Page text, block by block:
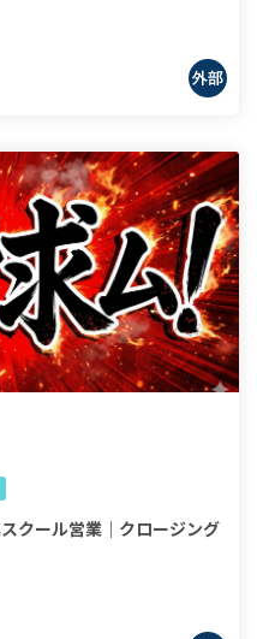
クール営業｜クロージング